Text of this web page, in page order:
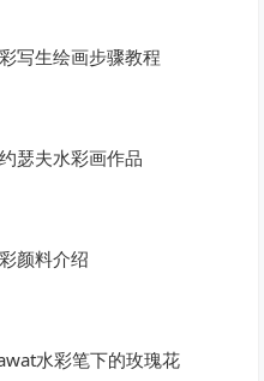
写生绘画步骤教程
瑟夫水彩画作品
颜料介绍
水彩笔下的玫瑰花